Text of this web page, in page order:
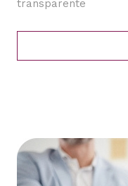
transparente